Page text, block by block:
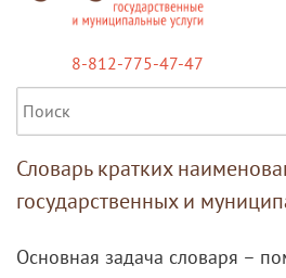
8-812-775-47-47
Словарь кратких
государственных и
Основная задача словаря –